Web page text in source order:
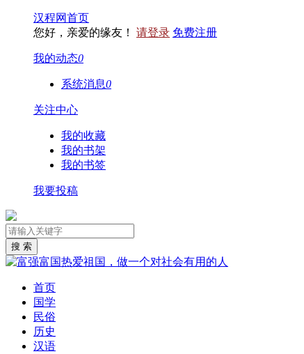
汉程网首页
您好，亲爱的缘友！ 请登录 免费注册
我的动态0
系统消息0
关注中心
我的收藏
我的书架
我的书签
我要投稿
首页
国学
民俗
历史
汉语